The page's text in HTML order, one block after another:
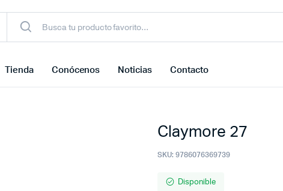
Tienda Conócenos Noticias Contacto
Claymore 27
SKU: 9786076369739
Disponible